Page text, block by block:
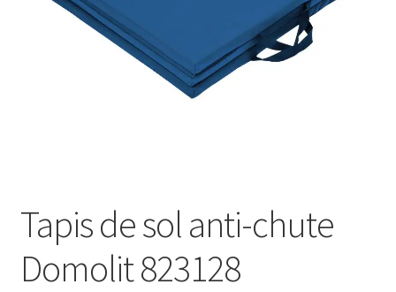
Tapis de sol anti-chute
Domolit 823128